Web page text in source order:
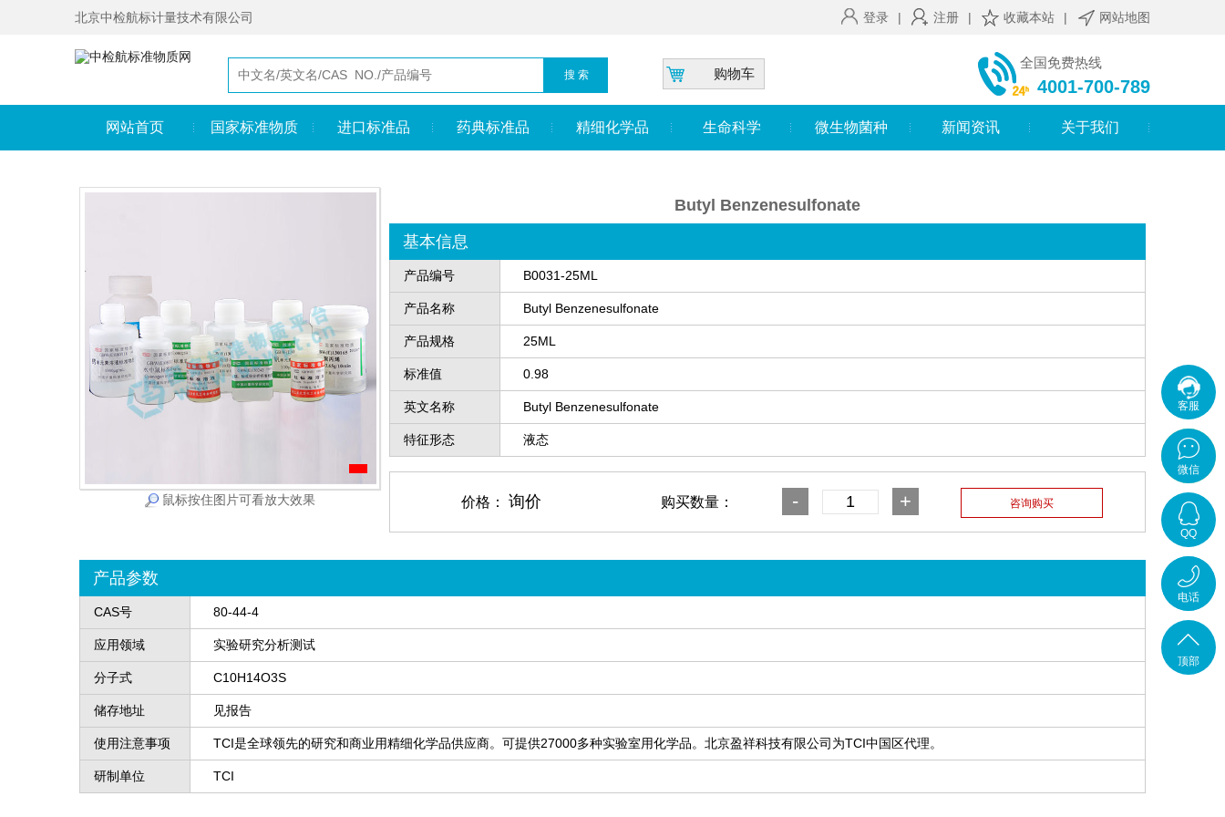
北京中检航标计量技术有限公司 登录 | 注册 | 收藏本站 | 网站地图
购物车
全国免费热线
4001-700-789
网站首页 国家标准物质 进口标准品 药典标准品 精细化学品 生命科学 微生物菌种 新闻资讯 关于我们
鼠标按住图片可看放大效果
Butyl Benzenesulfonate
基本信息
产品编号 B0031-25ML
产品名称 Butyl Benzenesulfonate
产品规格 25ML
标准值 0.98
英文名称 Butyl Benzenesulfonate
特征形态 液态
价格： 询价 购买数量： - +
产品参数
CAS号 80-44-4
应用领域 实验研究分析测试
分子式 C10H14O3S
储存地址 见报告
使用注意事项 TCI是全球领先的研究和商业用精细化学品供应商。可提供27000多种实验室用化学品。北京盈祥科技有限公司为TCI中国区代理。
研制单位 TCI
客服
在线客
服
微信
QQ
在线咨
询
电话
4001-
顶部